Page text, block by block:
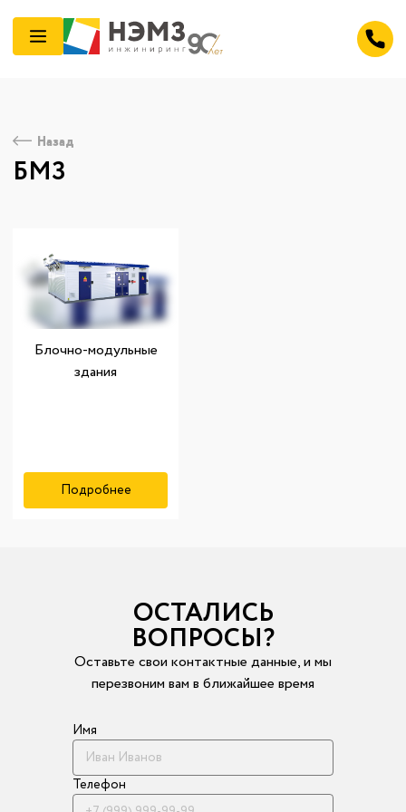
Назад
БМЗ
Блочно-модульные
здания
Подробнее
ОСТАЛИСЬ
ВОПРОСЫ?
Оставьте свои контактные данные, и мы
перезвоним вам в ближайшее время
Имя
Телефон